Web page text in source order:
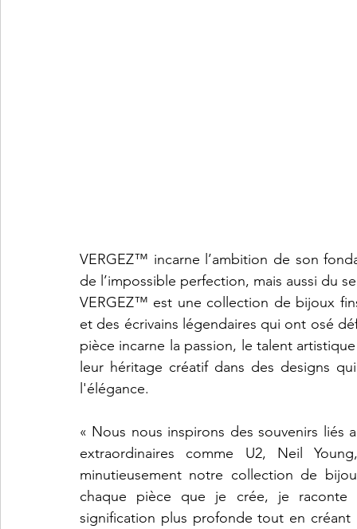
VERGEZ™ incarne l’ambition de son
de l’impossible perfection, mais aussi du
VERGEZ™️ est une collection de bijoux
et des écrivains légendaires qui ont osé
pièce incarne la passion, le talent
leur héritage créatif dans des designs
l'élégance.
« Nous nous inspirons des souvenirs liés
extraordinaires comme U2, Neil
minutieusement notre collection de
chaque pièce que je crée, je raconte
signification plus profonde tout en